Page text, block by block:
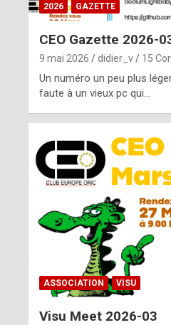
2026 GAZETTE
CEO Gazette 2026-
9 mai 2026 didier_v 15
Un numéro un peu plus
faute à un vieux pc qui…
ASSOCIATION VISU
Visu Meet 2026-03